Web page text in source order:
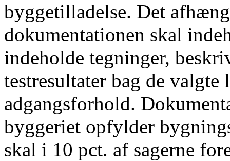
byggetilladelse. Det
dokumentationen skal
indeholde tegninger,
testresultater bag de
adgangsforhold.
byggeriet opfylder
skal i 10 pct. af sagerne